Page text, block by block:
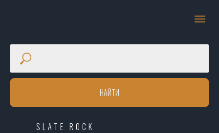
НАЙТИ
SLATE ROCK